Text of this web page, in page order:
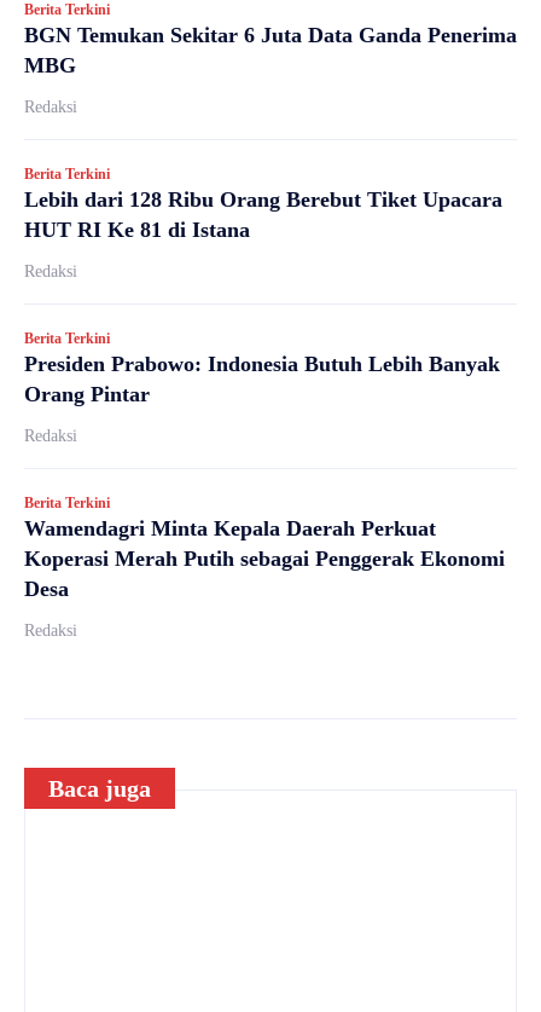
Berita Terkini
BGN Temukan Sekitar 6 Juta Data Ganda Penerima
MBG
Redaksi
Berita Terkini
Lebih dari 128 Ribu Orang Berebut Tiket Upacara
HUT RI Ke 81 di Istana
Redaksi
Berita Terkini
Presiden Prabowo: Indonesia Butuh Lebih Banyak
Orang Pintar
Redaksi
Berita Terkini
Wamendagri Minta Kepala Daerah Perkuat
Koperasi Merah Putih sebagai Penggerak Ekonomi
Desa
Redaksi
Baca juga